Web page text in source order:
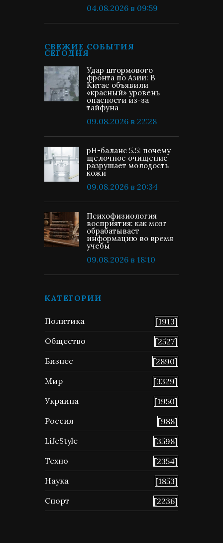
04.08.2026 в 09:59
СВЕЖИЕ СОБЫТИЯ
СЕГОДНЯ
Удар штормового
фронта по Азии: В
Китае объявили
«красный» уровень
опасности из-за
тайфуна
09.08.2026 в 22:28
pH-баланс 5.5: почему
щелочное очищение
разрушает молодость
кожи
09.08.2026 в 20:34
Психофизиология
восприятия: как мозг
обрабатывает
информацию во время
учебы
09.08.2026 в 18:10
КАТЕГОРИИ
Политика
[1913]
Общество
[2527]
Бизнес
[2890]
Мир
[3329]
Украина
[1950]
Россия
[988]
LifeStyle
[3598]
Техно
[2354]
Наука
[1853]
Спорт
[2236]